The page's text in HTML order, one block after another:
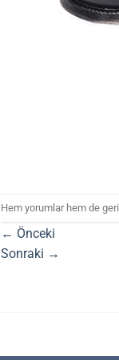
Hem yorumlar hem de
← Önceki
Sonraki →